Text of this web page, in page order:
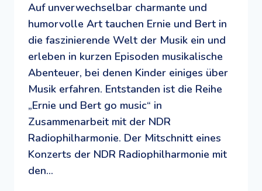
Auf unverwechselbar charmante und
humorvolle Art tauchen Ernie und Bert in
die faszinierende Welt der Musik ein und
erleben in kurzen Episoden musikalische
Abenteuer, bei denen Kinder einiges über
Musik erfahren. Entstanden ist die Reihe
„Ernie und Bert go music“ in
Zusammenarbeit mit der NDR
Radiophilharmonie. Der Mitschnitt eines
Konzerts der NDR Radiophilharmonie mit
den…